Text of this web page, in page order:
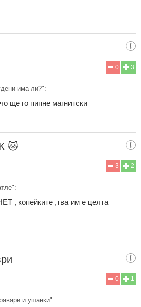
3
0
има ли?":
ще го пипне магнитски
🐱
2
3
, копейките ,тва им е целта
1
0
и ушанки":